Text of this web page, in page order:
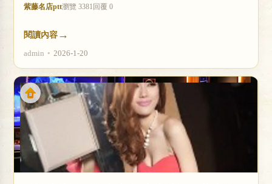
紫藤名店ptt瀏覽 3381 回覆 0
閱讀內容 →
admin • 2026-1-20